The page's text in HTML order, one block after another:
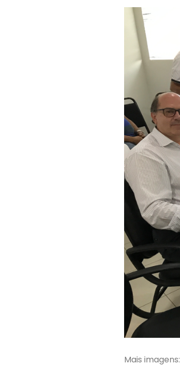
Mais imagens: